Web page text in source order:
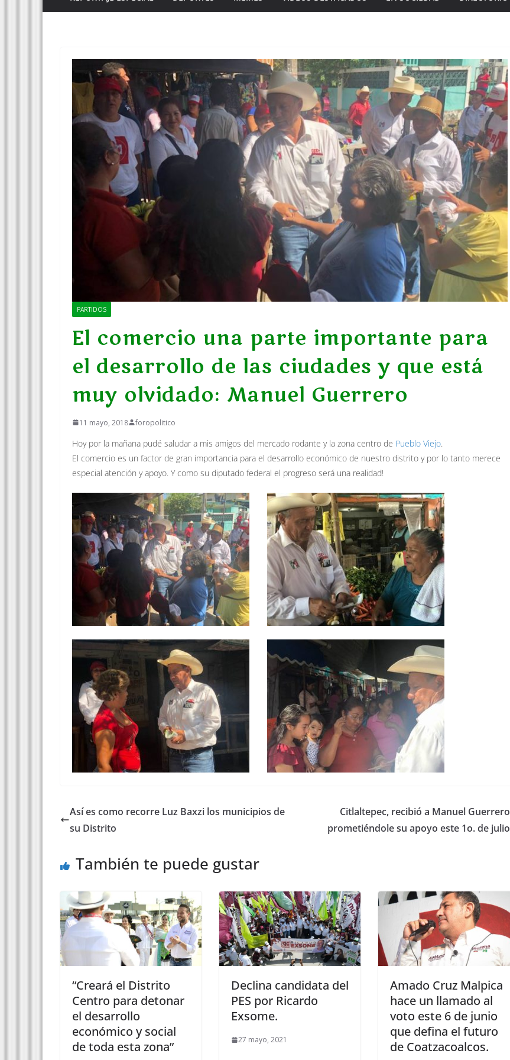
PARTIDOS
El comercio una parte importante para
el desarrollo de las ciudades y que está
muy olvidado: Manuel Guerrero
11 mayo, 2018 foropolitico
Hoy por la mañana pudé saludar a mis amigos del mercado rodante y la zona centro de Pueblo Viejo.
El comercio es un factor de gran importancia para el desarrollo económico de nuestro distrito y por lo tanto merece
especial atención y apoyo. Y como su diputado federal el progreso será una realidad!
Así es como recorre Luz Baxzi los municipios de
su Distrito
Citlaltepec, recibió a Manuel Guerrero
prometiéndole su apoyo este 1o. de julio
También te puede gustar
“Creará el Distrito
Centro para detonar
el desarrollo
económico y social
de toda esta zona”
Declina candidata del
PES por Ricardo
Exsome.
27 mayo, 2021
Amado Cruz Malpica
hace un llamado al
voto este 6 de junio
que defina el futuro
de Coatzacoalcos.